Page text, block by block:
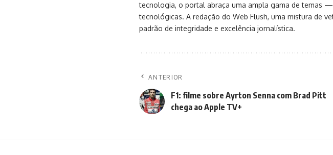
tecnologia, o portal abraça uma ampla gama de temas
tecnológicas. A redação do Web Flush, uma mistura de
padrão de integridade e excelência jornalística.
ANTERIOR
F1: filme sobre Ayrton Senna com Brad Pitt
chega ao Apple TV+